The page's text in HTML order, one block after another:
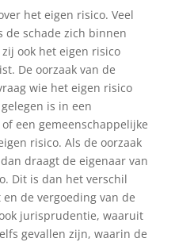
het eigen risico. Veel
de schade zich binnen
ook het eigen risico
De oorzaak van de
wie het eigen risico
is in een
een gemeenschappelijke
risico. Als de oorzaak
draagt de eigenaar van
Dit is dan het verschil
de vergoeding van de
jurisprudentie, waaruit
gevallen zijn, waarin de